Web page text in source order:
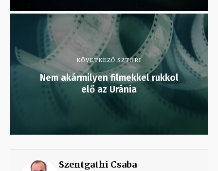
KÖVETKEZŐ SZTORI
Nem akármilyen filmekkel rukkol
elő az Uránia
Szentgathi Csaba